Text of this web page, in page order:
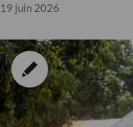
19 juin 2026